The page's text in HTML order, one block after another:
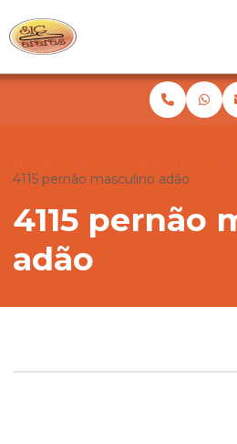
4115 pernão masculino adão
4115 pernão
adão